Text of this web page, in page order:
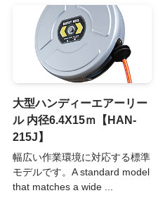
大型ハンディーエアーリー
ル 内径6.4X15ｍ【HAN-
215J】
幅広い作業環境に対応する標準
モデルです。A standard model
that matches a wide ...